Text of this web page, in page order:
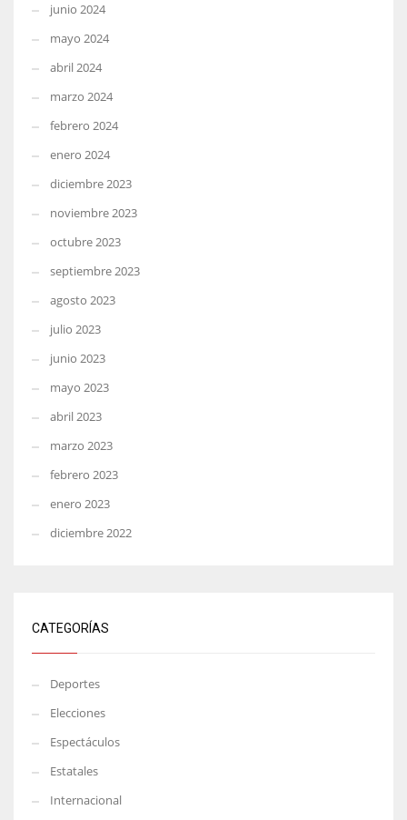
junio 2024
mayo 2024
abril 2024
marzo 2024
febrero 2024
enero 2024
diciembre 2023
noviembre 2023
octubre 2023
septiembre 2023
agosto 2023
julio 2023
junio 2023
mayo 2023
abril 2023
marzo 2023
febrero 2023
enero 2023
diciembre 2022
CATEGORÍAS
Deportes
Elecciones
Espectáculos
Estatales
Internacional